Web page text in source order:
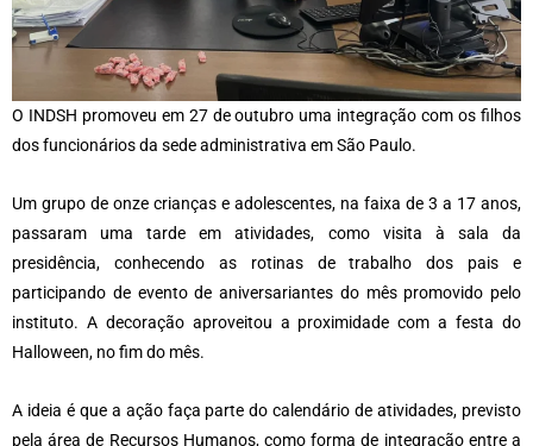
O INDSH promoveu em 27 de outubro uma integração com os filhos
dos funcionários da sede administrativa em São Paulo.
Um grupo de onze crianças e adolescentes, na faixa de 3 a 17 anos,
passaram uma tarde em atividades, como visita à sala da
presidência, conhecendo as rotinas de trabalho dos pais e
participando de evento de aniversariantes do mês promovido pelo
instituto. A decoração aproveitou a proximidade com a festa do
Halloween, no fim do mês.
A ideia é que a ação faça parte do calendário de atividades, previsto
pela área de Recursos Humanos, como forma de integração entre a